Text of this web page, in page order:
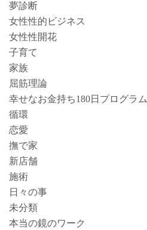
夢診断
女性性的ビジネス
女性性開花
子育て
家族
屈筋理論
幸せなお金持ち180日プログラム
循環
恋愛
撫で家
新店舗
施術
日々の事
未分類
本当の鏡のワーク